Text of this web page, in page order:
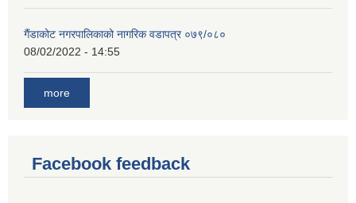
गैंडाकोट नगरपालिकाको नागरिक वडापत्र ०७९/०८०
08/02/2022 - 14:55
more
Facebook feedback